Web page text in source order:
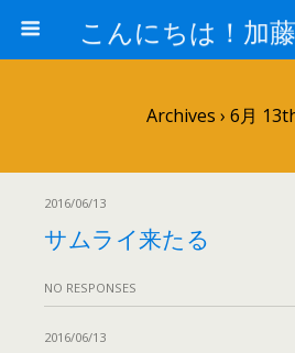
Archives › 6月
2016/06/13
サムライ来たる
NO RESPONSES
2016/06/13